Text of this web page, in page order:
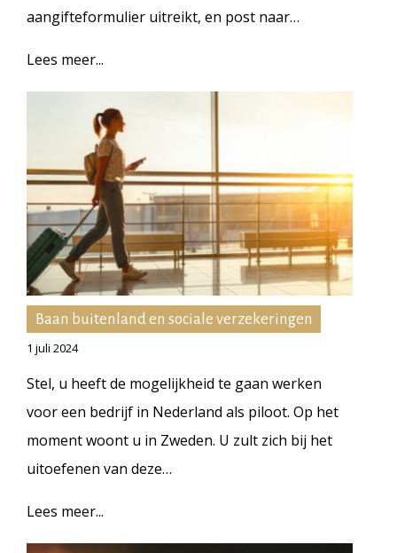
aangifteformulier uitreikt, en post naar…
Lees meer...
Baan buitenland en sociale verzekeringen
1 juli 2024
Stel, u heeft de mogelijkheid te gaan werken
voor een bedrijf in Nederland als piloot. Op het
moment woont u in Zweden. U zult zich bij het
uitoefenen van deze…
Lees meer...